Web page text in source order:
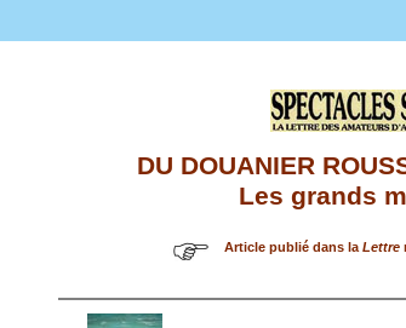
DU DOUANIER
Les grands
Article publié dans la Lettre